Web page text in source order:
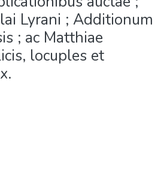
Lyrani ; Additionum
; ac Matthiae
locuples et